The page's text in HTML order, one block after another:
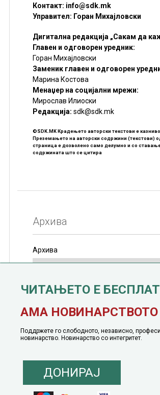
Контакт: info@sdk.mk
Управител: Горан Михајловски
Дигитална редакција „Сакам да
Главен и одговорен уредник:
Горан Михајловски
Заменик главен и одговорен
Марина Костова
Менаџер на социјални мрежи:
Мирослав Илиоски
Редакцијa: sdk@sdk.mk
©SDK.MK Крадењето авторски текстови е
Преземањето на авторски содржини (текстови)
страница е дозволено само делумно и со
содржината што се цитира
Архива
Архива
јануари, 1991 година
© 2016 - 2026 Сакам Да Кажам. Сите права
ЧИТАЊЕТО Е
АМА НОВИНАРСТВОТО
Поддржете го слободното, независно,
новинарство. Новинарство со интегритет.
ДОНИРАЈ